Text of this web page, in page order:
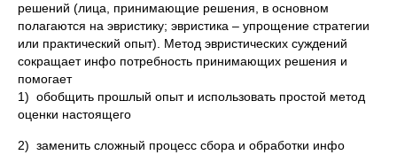
решений (лица, принимающие решения, в основном
полагаются на эвристику; эвристика – упрощение стратегии
или практический опыт). Метод эвристических суждений
сокращает инфо потребность принимающих решения и
помогает
1) обобщить прошлый опыт и использовать простой метод
оценки настоящего
2) заменить сложный процесс сбора и обработки инфо